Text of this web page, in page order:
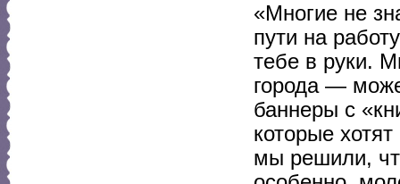
«Многие не
пути на
тебе в руки.
города —
баннеры с
которые
мы решили,